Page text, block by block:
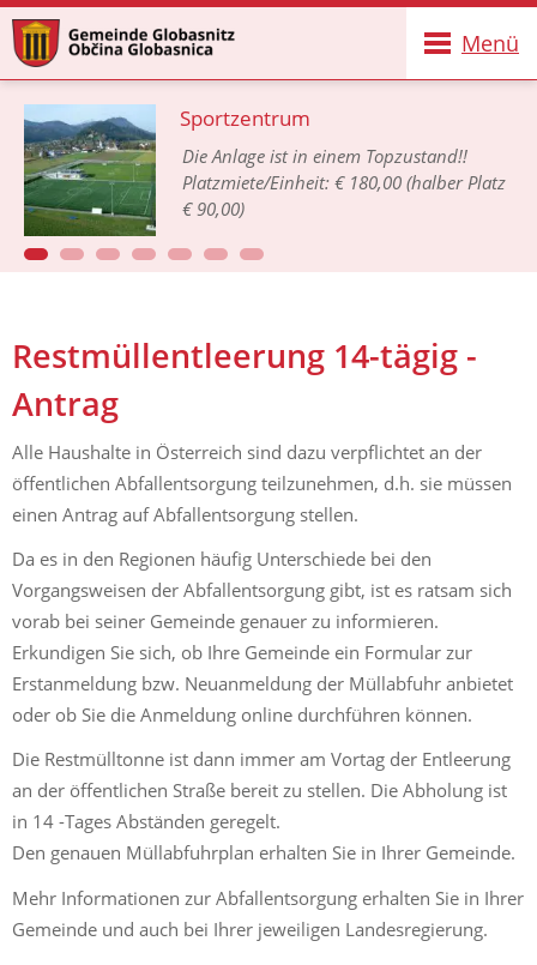
Menü
Sportzentrum
Die Anlage ist in einem Topzustand!!
Platzmiete/Einheit: € 180,00 (halber Platz
€ 90,00)
Restmüllentleerung 14-tägig -
Antrag
Alle Haushalte in Österreich sind dazu verpflichtet an der
öffentlichen Abfallentsorgung teilzunehmen, d.h. sie müssen
einen Antrag auf Abfallentsorgung stellen.
Da es in den Regionen häufig Unterschiede bei den
Vorgangsweisen der Abfallentsorgung gibt, ist es ratsam sich
vorab bei seiner Gemeinde genauer zu informieren.
Erkundigen Sie sich, ob Ihre Gemeinde ein Formular zur
Erstanmeldung bzw. Neuanmeldung der Müllabfuhr anbietet
oder ob Sie die Anmeldung online durchführen können.
Die Restmülltonne ist dann immer am Vortag der Entleerung
an der öffentlichen Straße bereit zu stellen. Die Abholung ist
in 14 -Tages Abständen geregelt.
Den genauen Müllabfuhrplan erhalten Sie in Ihrer Gemeinde.
Mehr Informationen zur Abfallentsorgung erhalten Sie in Ihrer
Gemeinde und auch bei Ihrer jeweiligen Landesregierung.